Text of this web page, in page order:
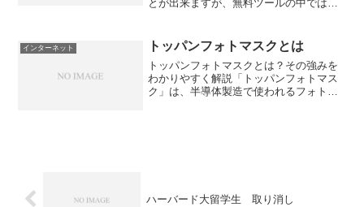
とが出来ますが、無料ツールの中では高
りますが無料BOT作成ならボットバード
が...
インターネット トッパンフォトマスクとは
トッパンフォトマスクとは？その強みを
わかりやすく解説「トッパンフォトマス
ク」は、半導体製造で使われるフォトマ
ハーバード大留学生 取り消し